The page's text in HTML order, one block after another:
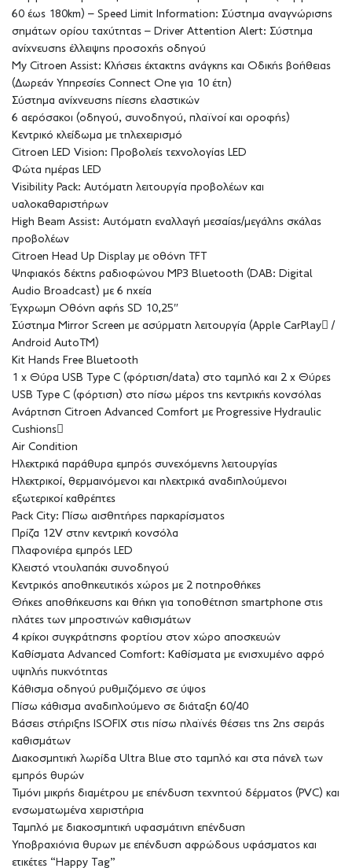
60 έως 180km) – Speed Limit Information: Σύστημα αναγνώρισης
σημάτων ορίου ταχύτητας – Driver Attention Alert: Σύστημα
ανίχνευσης έλλειψης προσοχής οδηγού
My Citroen Αssist: Κλήσεις έκτακτης ανάγκης και Οδικής βοήθειας
(Δωρεάν Υπηρεσίες Connect One για 10 έτη)
Σύστημα ανίχνευσης πίεσης ελαστικών
6 αερόσακοι (οδηγού, συνοδηγού, πλαϊνοί και οροφής)
Κεντρικό κλείδωμα με τηλεχειρισμό
Citroen LED Vision: Προβολείς τεχνολογίας LED
Φώτα ημέρας LED
Visibility Pack: Αυτόματη λειτουργία προβολέων και
υαλοκαθαριστήρων
High Beam Assist: Αυτόματη εναλλαγή μεσαίας/μεγάλης σκάλας
προβολέων
Citroen Head Up Display με οθόνη TFT
Ψηφιακός δέκτης ραδιοφώνου MP3 Bluetooth (DAB: Digital
Audio Broadcast) με 6 ηχεία
Έγχρωμη Οθόνη αφής SD 10,25″
Σύστημα Mirror Screen με ασύρματη λειτουργία (Apple CarPlay /
Android AutoTM)
Kit Hands Free Bluetooth
1 x Θύρα USB Type C (φόρτιση/data) στο ταμπλό και 2 x Θύρες
USB Type C (φόρτιση) στο πίσω μέρος της κεντρικής κονσόλας
Ανάρτηση Citroen Advanced Comfort με Progressive Hydraulic
Cushions
Air Condition
Ηλεκτρικά παράθυρα εμπρός συνεχόμενης λειτουργίας
Ηλεκτρικοί, θερμαινόμενοι και ηλεκτρικά αναδιπλούμενοι
εξωτερικοί καθρέπτες
Pack City: Πίσω αισθητήρες παρκαρίσματος
Πρίζα 12V στην κεντρική κονσόλα
Πλαφονιέρα εμπρός LED
Κλειστό ντουλαπάκι συνοδηγού
Κεντρικός αποθηκευτικός χώρος με 2 ποτηροθήκες
Θήκες αποθήκευσης και θήκη για τοποθέτηση smartphone στις
πλάτες των μπροστινών καθισμάτων
4 κρίκοι συγκράτησης φορτίου στον χώρο αποσκευών
Καθίσματα Advanced Comfort: Καθίσματα με ενισχυμένο αφρό
υψηλής πυκνότητας
Κάθισμα οδηγού ρυθμιζόμενο σε ύψος
Πίσω κάθισμα αναδιπλούμενο σε διάταξη 60/40
Βάσεις στήριξης ISOFIX στις πίσω πλαϊνές θέσεις της 2ης σειράς
καθισμάτων
Διακοσμητική λωρίδα Ultra Blue στο ταμπλό και στα πάνελ των
εμπρός θυρών
Τιμόνι μικρής διαμέτρου με επένδυση τεχνητού δέρματος (PVC) και
ενσωματωμένα χειριστήρια
Ταμπλό με διακοσμητική υφασμάτινη επένδυση
Υποβραχιόνια θυρων με επένδυση αφρώδους υφάσματος και
ετικέτες “Happy Tag”